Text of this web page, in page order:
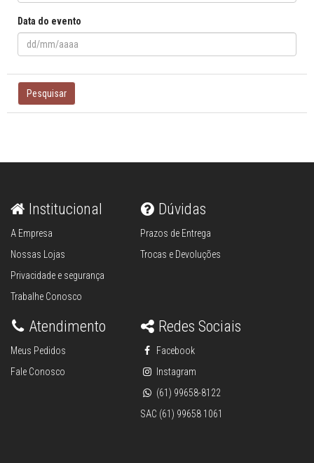
Data do evento
Pesquisar
Institucional
A Empresa
Nossas Lojas
Privacidade e segurança
Trabalhe Conosco
Dúvidas
Prazos de Entrega
Trocas e Devoluções
Atendimento
Meus Pedidos
Fale Conosco
Redes Sociais
Facebook
Instagram
(61) 99658-8122
SAC (61) 99658 1061